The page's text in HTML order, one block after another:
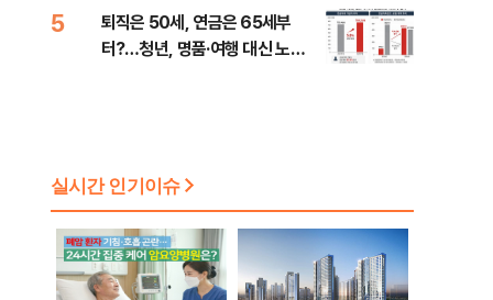
5
퇴직은 50세, 연금은 65세부
터?…청년, 명품·여행 대신 노후